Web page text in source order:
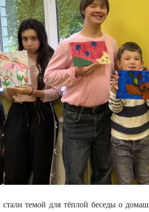
темой для тёплой беседы о